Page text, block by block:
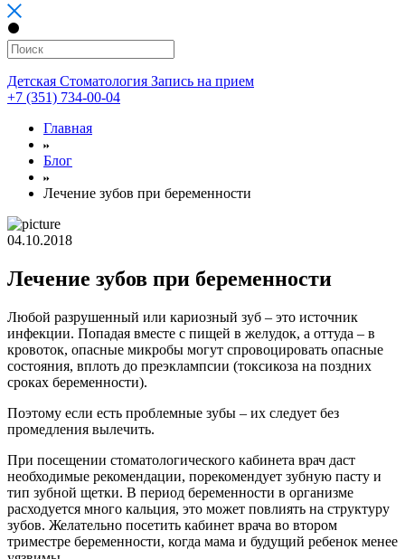
Детская Стоматология Запись на прием
+7 (351) 734-00-04
Главная
Блог
Лечение зубов при беременности
04.10.2018
Лечение зубов при беременности
Любой разрушенный или кариозный зуб – это источник
инфекции. Попадая вместе с пищей в желудок, а оттуда – в
кровоток, опасные микробы могут спровоцировать опасные
состояния, вплоть до преэклампсии (токсикоза на поздних
сроках беременности).
Поэтому если есть проблемные зубы – их следует без
промедления вылечить.
При посещении стоматологического кабинета врач даст
необходимые рекомендации, порекомендует зубную пасту и
тип зубной щетки. В период беременности в организме
расходуется много кальция, это может повлиять на структуру
зубов. Желательно посетить кабинет врача во втором
триместре беременности, когда мама и будущий ребенок менее